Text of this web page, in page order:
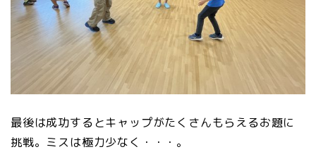
最後は成功するとキャップがたくさんもらえるお題に
挑戦。ミスは極力少なく・・・。